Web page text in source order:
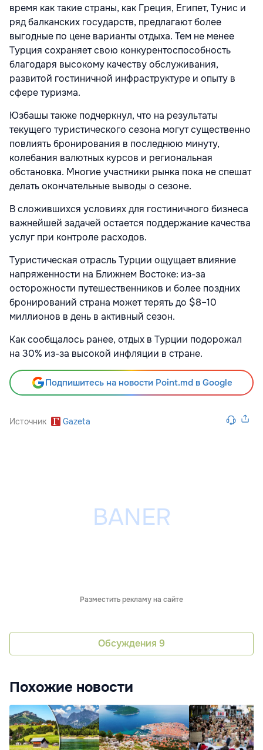
время как такие страны, как Греция, Египет, Тунис и
ряд балканских государств, предлагают более
выгодные по цене варианты отдыха. Тем не менее
Турция сохраняет свою конкурентоспособность
благодаря высокому качеству обслуживания,
развитой гостиничной инфраструктуре и опыту в
сфере туризма.
Юзбашы также подчеркнул, что на результаты
текущего туристического сезона могут существенно
повлиять бронирования в последнюю минуту,
колебания валютных курсов и региональная
обстановка. Многие участники рынка пока не спешат
делать окончательные выводы о сезоне.
В сложившихся условиях для гостиничного бизнеса
важнейшей задачей остается поддержание качества
услуг при контроле расходов.
Туристическая отрасль Турции ощущает влияние
напряженности на Ближнем Востоке: из-за
осторожности путешественников и более поздних
бронирований страна может терять до $8–10
миллионов в день в активный сезон.
Как сообщалось ранее, отдых в Турции подорожал
на 30% из-за высокой инфляции в стране.
Подпишитесь на новости Point.md в Google
Источник Gazeta
Разместить рекламу на сайте
Обсуждения 9
Похожие новости